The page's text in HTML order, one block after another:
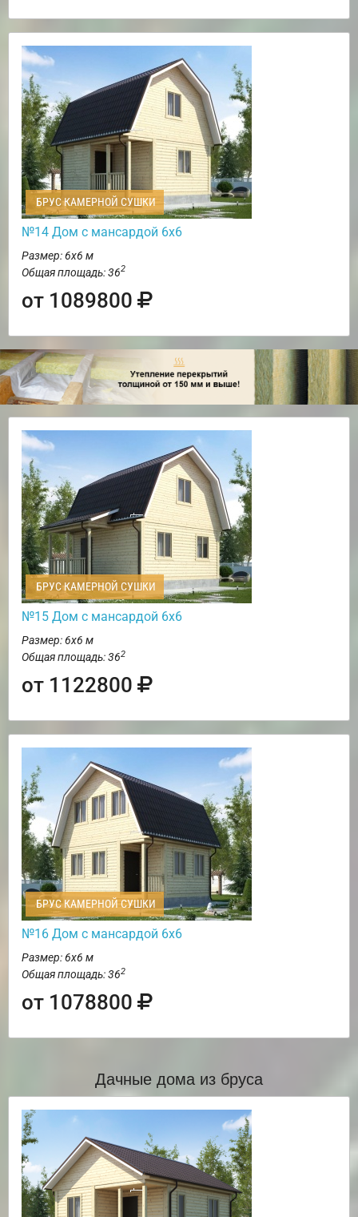
БРУС КАМЕРНОЙ СУШКИ
№14 Дом с мансардой 6х6
Размер: 6х6 м
Общая площадь: 362
от 1089800
БРУС КАМЕРНОЙ СУШКИ
№15 Дом с мансардой 6х6
Размер: 6х6 м
Общая площадь: 362
от 1122800
БРУС КАМЕРНОЙ СУШКИ
№16 Дом с мансардой 6х6
Размер: 6х6 м
Общая площадь: 362
от 1078800
Дачные дома из бруса